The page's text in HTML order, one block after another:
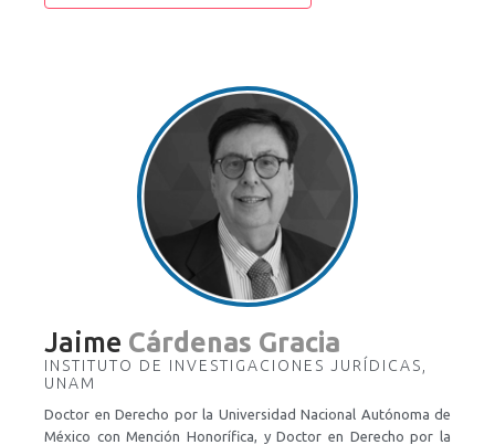
Electoral de la Ciudad de México. Es doctora en Estudios
San Carlos, UNAM. Es autora y compiladora del libro Ética
hacker, seguridad y vigilancia (2016) y fue editora invitada de la
revista XRDS, de la Association for Computing Machinery
(2019). Ha publicado artículos para diversas editoriales y fue
académica tiempo completo en la Universidad del Claustro de
Sor Juana, donde actualmente es profesora de asignatura. Es
facilitadora en la Universidad Popular Uruguay y docente en la
Universidad Latinoamericana México. Formó parte del cuerpo
de asesores en la maestría en "Transparencia y protección de
datos personales" de la Universidad de Guadalajara y fue
Jaime Cárdenas Gracia
INSTITUTO DE INVESTIGACIONES JURÍDICAS,
UNAM
Doctor en Derecho por la Universidad Nacional Autónoma de
México con Mención Honorífica, y Doctor en Derecho por la